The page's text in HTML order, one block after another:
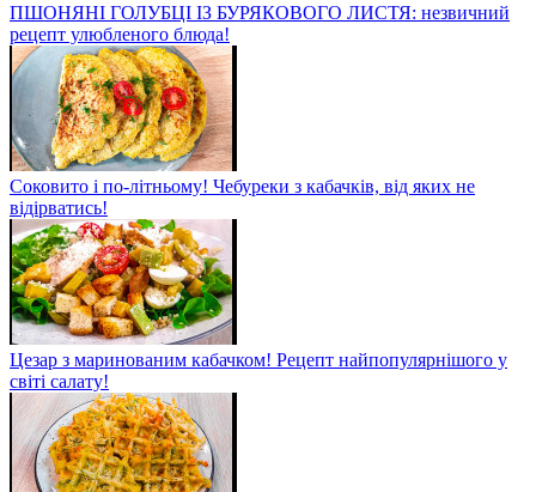
ПШОНЯНІ ГОЛУБЦІ ІЗ БУРЯКОВОГО ЛИСТЯ: незвичний
рецепт улюбленого блюда!
Соковито і по-літньому! Чебуреки з кабачків, від яких не
відірватись!
Цезар з маринованим кабачком! Рецепт найпопулярнішого у
світі салату!